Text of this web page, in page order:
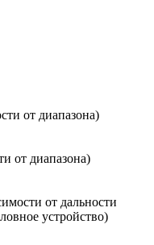
от диапазона)
от диапазона)
от дальности
устройство)